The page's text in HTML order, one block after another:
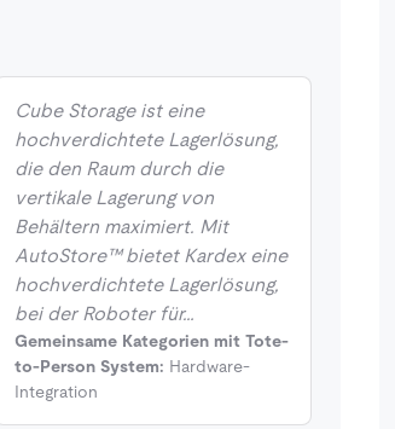
Cube Storage ist eine
hochverdichtete Lagerlösung,
die den Raum durch die
vertikale Lagerung von
Behältern maximiert. Mit
AutoStore™ bietet Kardex eine
hochverdichtete Lagerlösung,
bei der Roboter für…
Gemeinsame Kategorien mit Tote-
to-Person System: Hardware-
Integration